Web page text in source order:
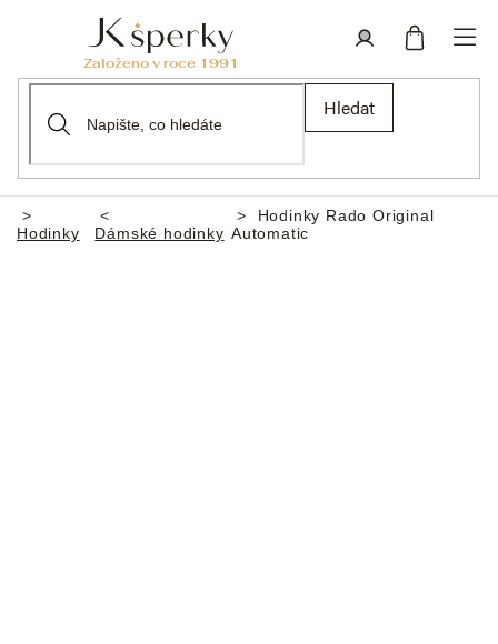
Hledat
Domů
Hodinky Dámské hodinky
Hodinky Rado Original
Automatic